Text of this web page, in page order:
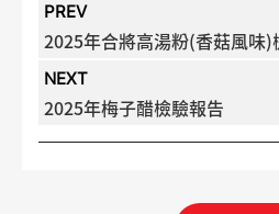
PREV
2025年合將高湯粉(香菇風味)
NEXT
2025年梅子醋檢驗報告